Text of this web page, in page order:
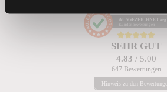
AUSGEZEICHNET .org
Kundenbewertungen
SEHR GUT
4.83 / 5.00
647 Bewertungen
Hinweis zu den